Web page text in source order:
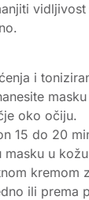
i
oko očiju.
15 do 20
masku u
kremom
ili prema